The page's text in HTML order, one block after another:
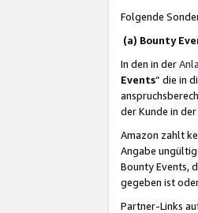
Folgende
(a) Bounty
In den in der
Events“ die in
der Kunde in
Amazon zahlt
Angabe
Bounty Events,
gegeben ist
Partner-Links